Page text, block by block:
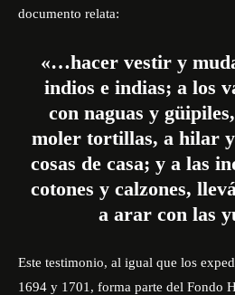
documento relata:
«…hacer vestir y
indios e indias; a los
con naguas y
moler tortillas, a hilar
cosas de casa; y a las
cotones y calzones,
a arar con las
Este testimonio, al igual que los
1694 y 1701, forma parte del Fondo